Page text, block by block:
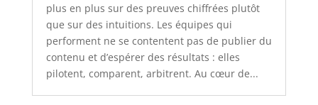
plus en plus sur des preuves chiffrées plutôt
que sur des intuitions. Les équipes qui
performent ne se contentent pas de publier du
contenu et d’espérer des résultats : elles
pilotent, comparent, arbitrent. Au cœur de...